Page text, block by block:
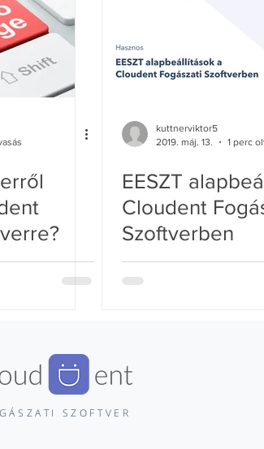
kuttnerviktor5
2019. máj. 13.
1 perc
EESZT
Cloudent
Szoftverben
SZOFTVER